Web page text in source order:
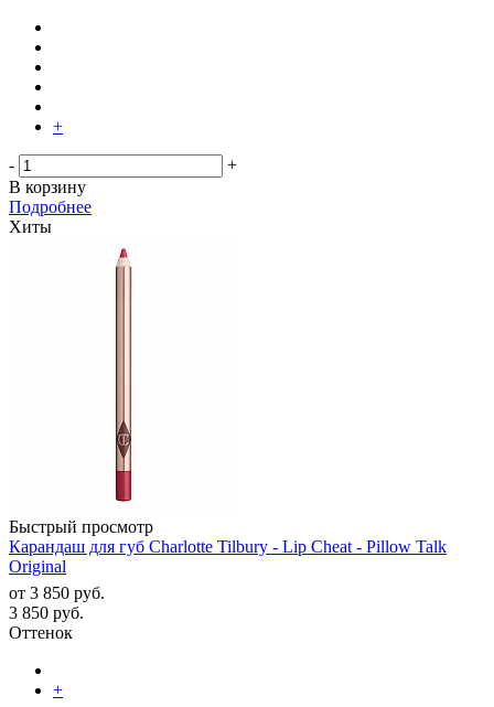
+
-
+
В корзину
Подробнее
Хиты
Быстрый просмотр
Карандаш для губ Charlotte Tilbury - Lip Cheat - Pillow Talk
Original
от 3 850 руб.
3 850 руб.
Оттенок
+